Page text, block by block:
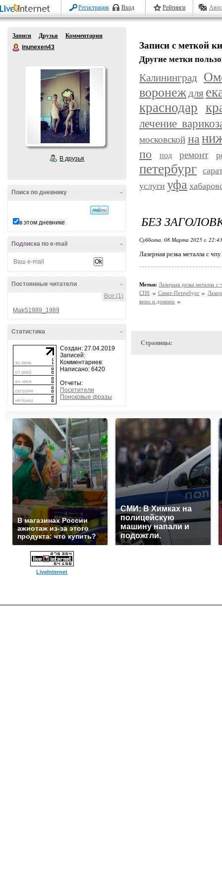
Регистрация Вход Рейтинги
Записи Друзья
Комментарии
inunexen43
В друзья
-
Поиск по дневнику
в этом дневнике
-
Подписка по e-mail
-
Постоянные читатели
Все (1)
MakS1989_1989
-
Статистика
Создан: 27.04.2019
Записей:
Комментариев:
Написано: 6420
Отчеты:
Посетители
Поисковые фразы
Записи с меткой
Другие метки
Калининград
воронеждля
краснодар
лечение
московской на
по под ремонт
петербург
услуги уфа
БЕЗ
Суббота, 08 Марта 2025 г.
Лазерная резка металла с
Метки: Лазерная резка металла
СПб
Санкт-Петербург
вино и домино
Страницы:
В магазинах России
ажиотаж из-за этого
продукта: что купить?
СМИ: В Химках на
полицейскую
машину напали и
подожгли.
LiveInternet